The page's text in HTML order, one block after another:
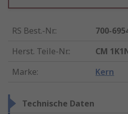
RS Best.-Nr.:
700-
Herst. Teile-Nr.:
CM
Marke: Kern
Technische Daten